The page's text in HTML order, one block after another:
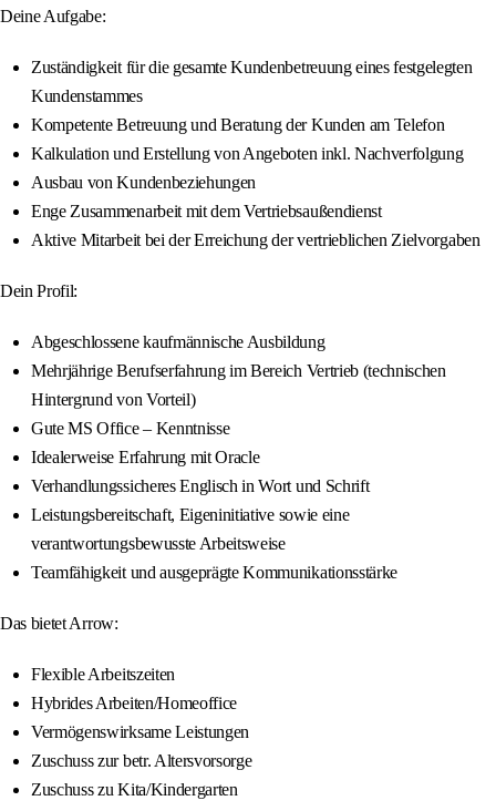
Deine Aufgabe:
Zuständigkeit für die gesamte Kundenbetreuung eines festgelegten
Kundenstammes
Kompetente Betreuung und Beratung der Kunden am Telefon
Kalkulation und Erstellung von Angeboten inkl. Nachverfolgung
Ausbau von Kundenbeziehungen
Enge Zusammenarbeit mit dem Vertriebsaußendienst
Aktive Mitarbeit bei der Erreichung der vertrieblichen Zielvorgaben
Dein Profil:
Abgeschlossene kaufmännische Ausbildung
Mehrjährige Berufserfahrung im Bereich Vertrieb (technischen
Hintergrund von Vorteil)
Gute MS Office – Kenntnisse
Idealerweise Erfahrung mit Oracle
Verhandlungssicheres Englisch in Wort und Schrift
Leistungsbereitschaft, Eigeninitiative sowie eine
verantwortungsbewusste Arbeitsweise
Teamfähigkeit und ausgeprägte Kommunikationsstärke
Das bietet Arrow:
Flexible Arbeitszeiten
Hybrides Arbeiten/Homeoffice
Vermögenswirksame Leistungen
Zuschuss zur betr. Altersvorsorge
Zuschuss zu Kita/Kindergarten